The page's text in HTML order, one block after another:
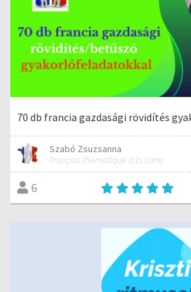
70 db francia gazdasági rövidítés
Szabó Zsuzsanna
Français thématique à la carte
6